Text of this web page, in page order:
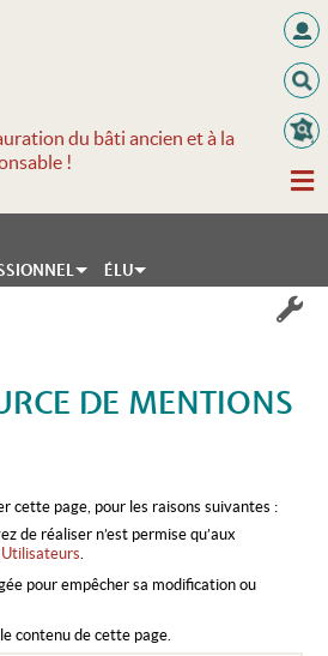
du bâti ancien et à la
!
ÉLU
DE MENTIONS
cette page, pour les raisons suivantes :
de réaliser n’est permise qu’aux
Utilisateurs
pour empêcher sa modification ou
contenu de cette page.